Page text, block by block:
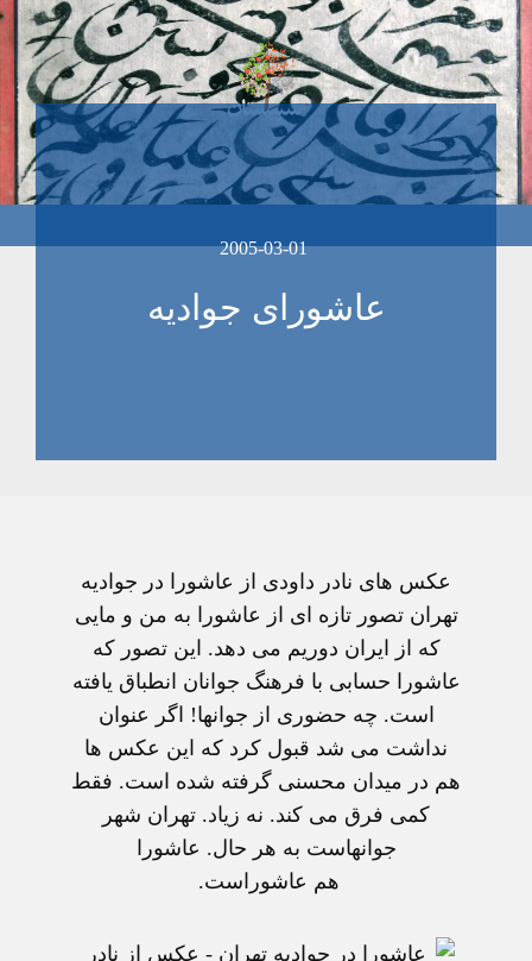
2005-03-01
عاشورای جواديه
عکس های نادر داودی از عاشورا در جواديه
تهران تصور تازه ای از عاشورا به من و مايی
که از ايران دوريم می دهد. اين تصور که
عاشورا حسابی با فرهنگ جوانان انطباق يافته
است. چه حضوری از جوانها! اگر عنوان
نداشت می شد قبول کرد که اين عکس ها
هم در ميدان محسنی گرفته شده است. فقط
کمی فرق می کند. نه زياد. تهران شهر
جوانهاست به هر حال. عاشورا
هم عاشوراست.